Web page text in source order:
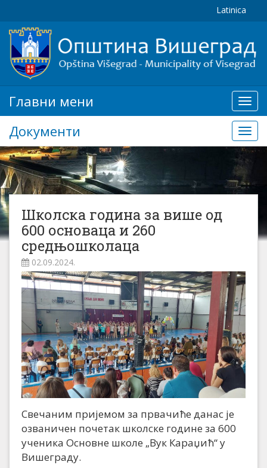
Latinica
мени
Главни мени
Документи
Школска година за више од
600 основаца и 260
средњошколаца
02.09.2024.
Свечаним пријемом за првачиће данас је
озваничен почетак школске године за 600
ученика Основне школе „Вук Караџић“ у
Вишеграду.